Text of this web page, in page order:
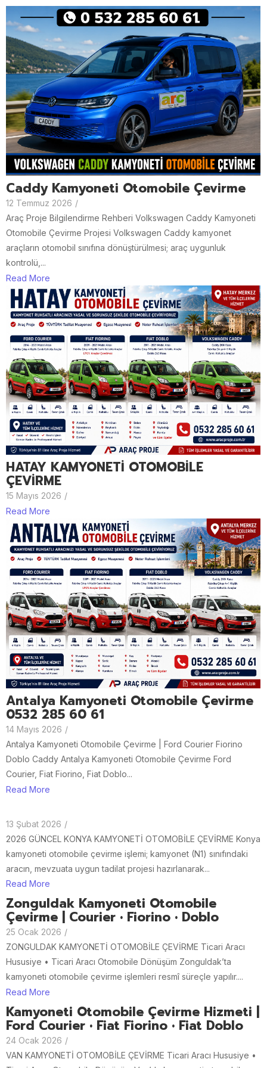
Caddy Kamyoneti Otomobile Çevirme
12 Temmuz 2026 /
Araç Proje Bilgilendirme Rehberi Volkswagen Caddy Kamyoneti
Otomobile Çevirme Projesi Volkswagen Caddy kamyonet
araçların otomobil sınıfına dönüştürülmesi; araç uygunluk
kontrolü,...
Read More
HATAY KAMYONETİ OTOMOBİLE
ÇEVİRME
15 Mayıs 2026 /
Read More
Antalya Kamyoneti Otomobile Çevirme
0532 285 60 61
14 Mayıs 2026 /
Antalya Kamyoneti Otomobile Çevirme | Ford Courier Fiorino
Doblo Caddy Antalya Kamyoneti Otomobile Çevirme Ford
Courier, Fiat Fiorino, Fiat Doblo...
Read More
13 Şubat 2026 /
2026 GÜNCEL KONYA KAMYONETİ OTOMOBİLE ÇEVİRME Konya
kamyoneti otomobile çevirme işlemi; kamyonet (N1) sınıfındaki
aracın, mevzuata uygun tadilat projesi hazırlanarak...
Read More
Zonguldak Kamyoneti Otomobile
Çevirme | Courier • Fiorino • Doblo
25 Ocak 2026 /
ZONGULDAK KAMYONETİ OTOMOBİLE ÇEVİRME Ticari Aracı
Hususiye • Ticari Aracı Otomobile Dönüşüm Zonguldak’ta
kamyoneti otomobile çevirme işlemleri resmî süreçle yapılır....
Read More
Kamyoneti Otomobile Çevirme Hizmeti |
Ford Courier • Fiat Fiorino • Fiat Doblo
24 Ocak 2026 /
VAN KAMYONETİ OTOMOBİLE ÇEVİRME Ticari Aracı Hususiye •